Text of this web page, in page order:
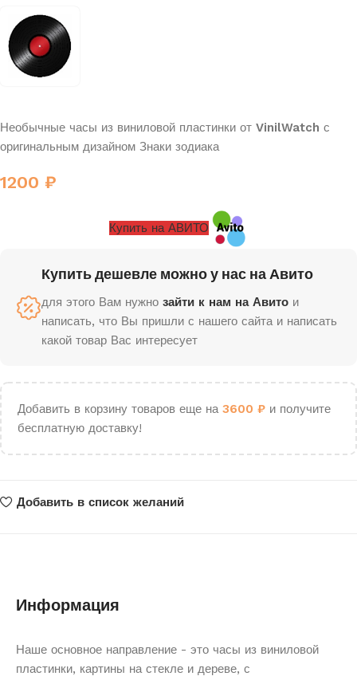
Необычные часы из виниловой пластинки от VinilWatch с
оригинальным дизайном Знаки зодиака
1200 ₽
Купить на АВИТО
Купить дешевле можно у нас на Авито
для этого Вам нужно зайти к нам на Авито и
написать, что Вы пришли с нашего сайта и написать
какой товар Вас интересует
Добавить в корзину товаров еще на 3600 ₽ и получите
бесплатную доставку!
Добавить в список желаний
Информация
Наше основное направление - это часы из виниловой
пластинки, картины на стекле и дереве, с